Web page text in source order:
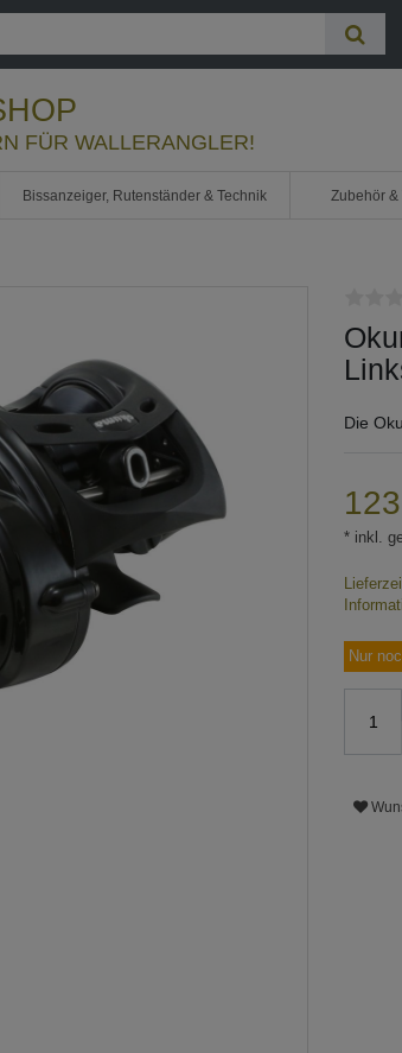
FÜR WALLERANGLER!
Bissanzeiger, Rutenständer & Technik Zubehör &
Die
* inkl.
Nur